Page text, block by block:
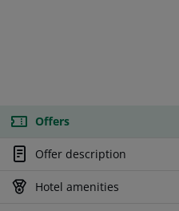
Offers
Offer description
Hotel amenities